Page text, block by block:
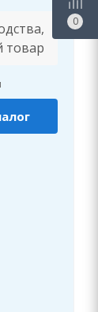
товар
0